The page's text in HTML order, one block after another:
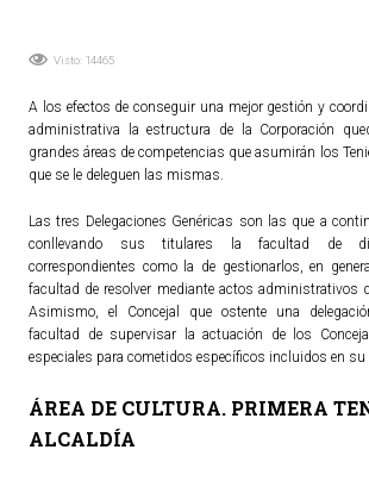
Delegaciones Municipales
Teléfonos de contacto
Ordenanzas Municipales
Servicios Municipales
Accesibilidad
SERVICIOS
Salud
Educación
Centros Sociales y Asistenciales
Visto: 14465
A los efectos de conseguir una mejor gestión y
administrativa la estructura de la Corporación
grandes áreas de competencias que asumirán los
que se le deleguen las mismas.
Las tres Delegaciones Genéricas son las que a
conllevando sus titulares la facultad de
correspondientes como la de gestionarlos, en
facultad de resolver mediante actos administrativos
Asimismo, el Concejal que ostente una
facultad de supervisar la actuación de los
especiales para cometidos específicos incluidos en su
ÁREA DE CULTURA. PRIMERA
ALCALDÍA